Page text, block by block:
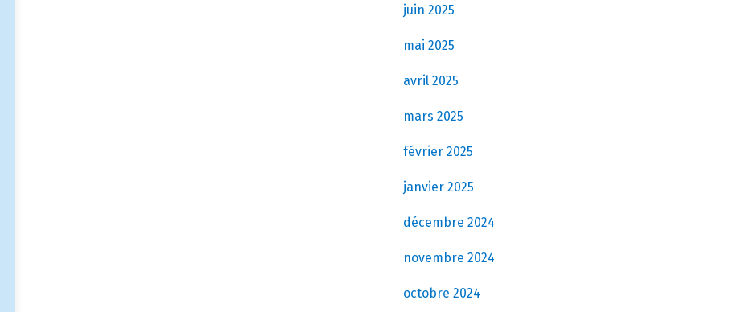
juin 2025
mai 2025
avril 2025
mars 2025
février 2025
janvier 2025
décembre 2024
novembre 2024
octobre 2024